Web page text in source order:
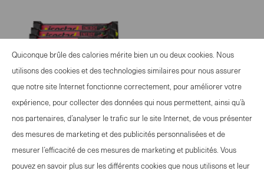
1
and
100
and
100
Isostar Bar Raisin &
Quiconque brûle des calories mérite bien un ou deux cookies. Nous
utilisons des cookies et des technologies similaires pour nous assurer
que notre site Internet fonctionne correctement, pour améliorer votre
expérience, pour collecter des données qui nous permettent, ainsi qu’à
nos partenaires, d’analyser le trafic sur le site Internet, de vous présenter
des mesures de marketing et des publicités personnalisées et de
mesurer l’efficacité de ces mesures de marketing et publicités. Vous
pouvez en savoir plus sur les différents cookies que nous utilisons et leur